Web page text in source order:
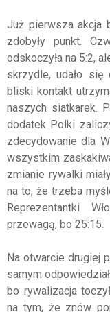
Już pierwsza akcja
zdobyły punkt.
odskoczyła na 5:2,
skrzydle, udało się
bliski kontakt
naszych siatkarek.
dodatek Polki
zdecydowanie dla
wszystkim
zmianie rywalki
na to, że trzeba
Reprezentantki
przewagą, bo 25:15.
Na otwarcie drugiej
samym
bo rywalizacja
na tym, że znów